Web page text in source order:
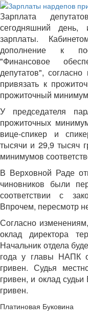
Зарплата
сегодняшний день,
зарплаты.
дополнение к
"Финансовое
депутатов",
привязать к
прожиточный
У председателя
прожиточных
вице-спикер и
тысячи и 29,9 тысяч
минимумов
В Верховной Раде
чиновников были
соответствии с
Впрочем, пересмотр
Согласно
оклад директора
Начальник отдела
года у главы НАПК
гривен. Судья
гривен, и оклад
гривен.
Платиновая Буковина